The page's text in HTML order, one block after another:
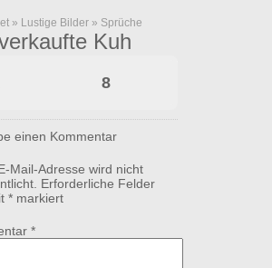
» Lustige Bilder » Sprüche
Kuh
8
einen Kommentar
Mail-Adresse wird nicht
Erforderliche Felder
* markiert
*